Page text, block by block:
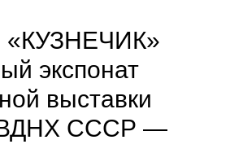
экспонат
выставки
СССР —